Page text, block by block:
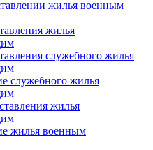
жилья военным
жилья
служебного жилья
служебного жилья
жилья
жилья военным